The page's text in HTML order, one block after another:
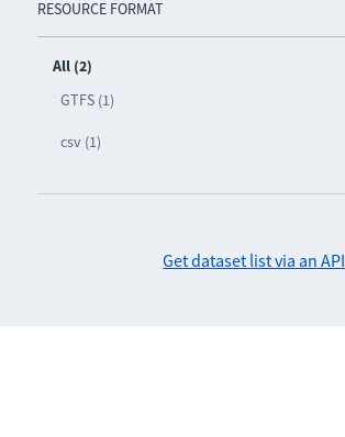
RESOURCE FORMAT
All (2)
GTFS (1)
csv (1)
Get dataset list via an API